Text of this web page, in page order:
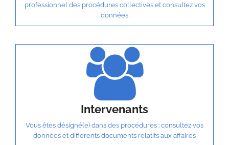
professionnel des procédures collectives et consultez vos
données
Intervenants
Vous êtes désigné(e) dans des procédures : consultez vos
données et différents documents relatifs aux affaires